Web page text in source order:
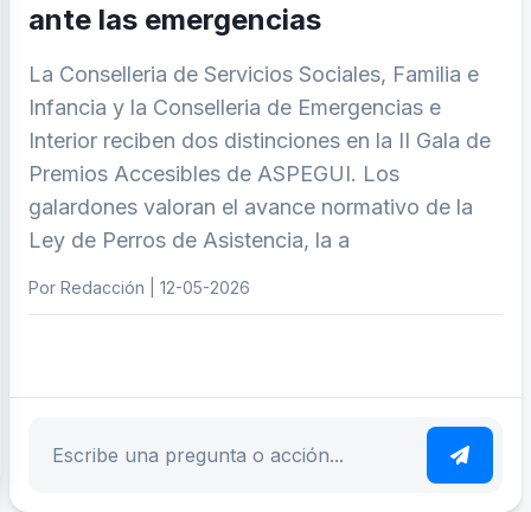
ante las emergencias
La Conselleria de Servicios Sociales, Familia e
Infancia y la Conselleria de Emergencias e
Interior reciben dos distinciones en la II Gala de
Premios Accesibles de ASPEGUI. Los
galardones valoran el avance normativo de la
Ley de Perros de Asistencia, la a
Por Redacción | 12-05-2026
Escribe tu pregunta